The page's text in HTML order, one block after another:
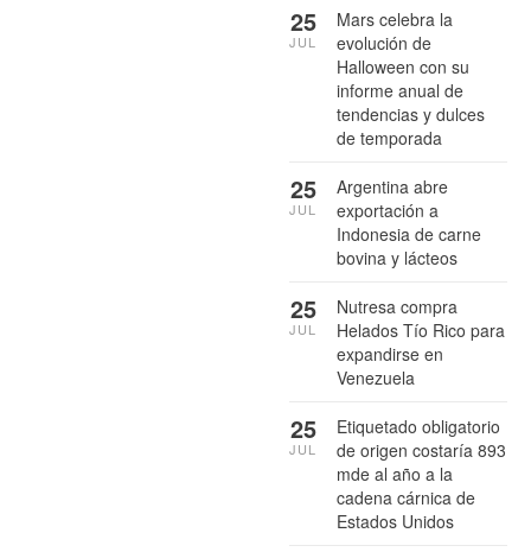
Mars celebra la
evolución de
Halloween con su
informe anual de
tendencias y dulces
de temporada
25
JUL
Argentina abre
exportación a
Indonesia de carne
bovina y lácteos
25
JUL
Nutresa compra
Helados Tío Rico para
expandirse en
Venezuela
25
JUL
Etiquetado obligatorio
de origen costaría 893
mde al año a la
cadena cárnica de
Estados Unidos
25
JUL